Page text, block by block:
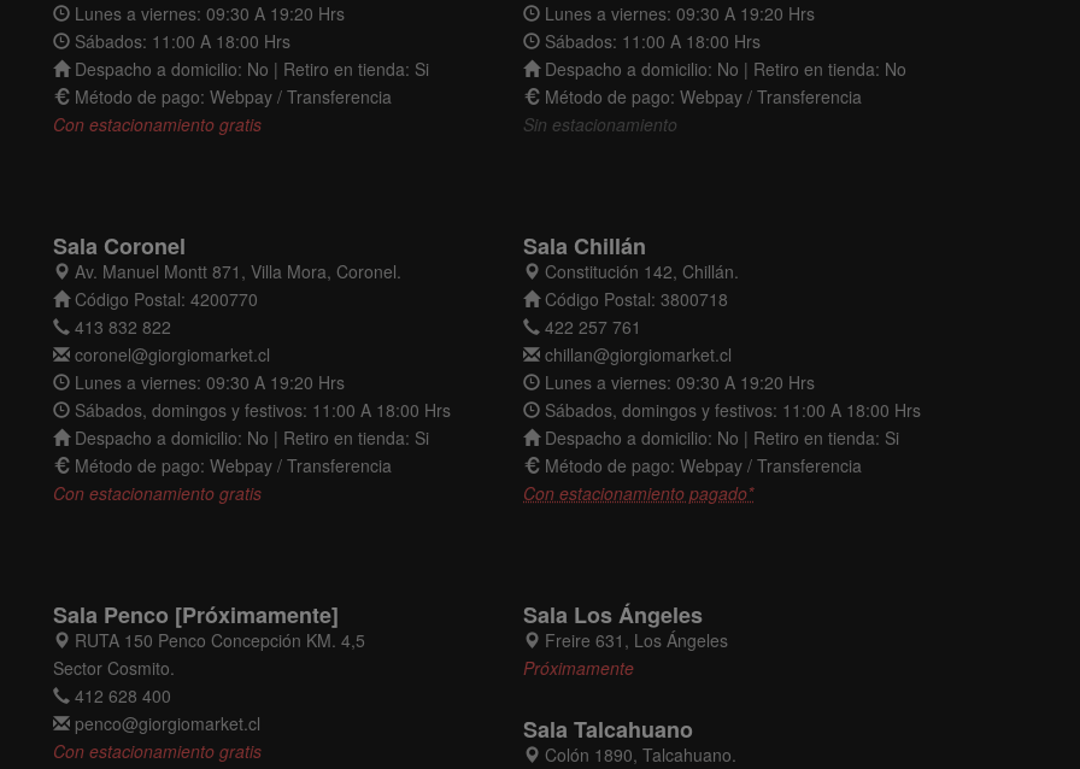
Lunes a viernes: 09:30 A 19:20 Hrs
Sábados: 11:00 A 18:00 Hrs
Despacho a domicilio: No | Retiro en tienda: Si
Método de pago: Webpay / Transferencia
Con estacionamiento gratis
Lunes a viernes: 09:30 A 19:20 Hrs
Sábados: 11:00 A 18:00 Hrs
Despacho a domicilio: No | Retiro en tienda: No
Método de pago: Webpay / Transferencia
Sin estacionamiento
Sala Coronel
Av. Manuel Montt 871, Villa Mora, Coronel.
Código Postal: 4200770
413 832 822
coronel@giorgiomarket.cl
Lunes a viernes: 09:30 A 19:20 Hrs
Sábados, domingos y festivos: 11:00 A 18:00 Hrs
Despacho a domicilio: No | Retiro en tienda: Si
Método de pago: Webpay / Transferencia
Con estacionamiento gratis
Sala Chillán
Constitución 142, Chillán.
Código Postal: 3800718
422 257 761
chillan@giorgiomarket.cl
Lunes a viernes: 09:30 A 19:20 Hrs
Sábados, domingos y festivos: 11:00 A 18:00 Hrs
Despacho a domicilio: No | Retiro en tienda: Si
Método de pago: Webpay / Transferencia
Con estacionamiento pagado*
Sala Penco [Próximamente]
RUTA 150 Penco Concepción KM. 4,5
Sector Cosmito.
412 628 400
penco@giorgiomarket.cl
Con estacionamiento gratis
Sala Los Ángeles
Freire 631, Los Ángeles
Próximamente
Sala Talcahuano
Colón 1890, Talcahuano.